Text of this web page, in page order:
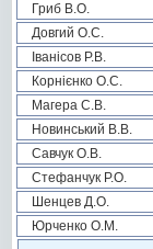
Гриб В.О.
Довгий О.С.
Іванісов Р.В.
Корнієнко О.С.
Магера С.В.
Новинський В.В.
Савчук О.В.
Стефанчук Р.О.
Шенцев Д.О.
Юрченко О.М.